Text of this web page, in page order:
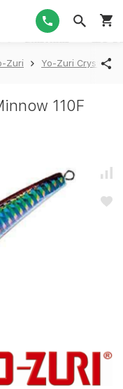
Zuri Yo-Zuri Crystal
110F